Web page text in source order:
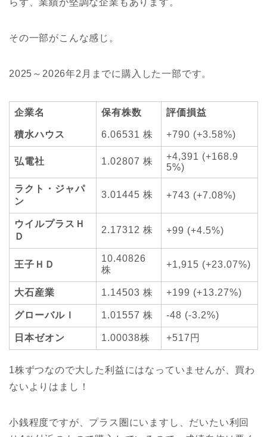
らず、業績が堅調な企業もあります。
その一部がこんな感じ。
2025～2026年2月までに購入した一部です。
企業名 保有株数 評価損益
積水ハウス 6.06531 株 +790 (+3.58%)
弘電社 1.02807 株
+4,391 (+168.9
5%)
ラクト・ジャパ
ン
3.01445 株 +743 (+7.08%)
ウイルプラスＨ
Ｄ
2.17312 株 +99 (+4.5%)
王子ＨＤ
10.40826
株
+1,915 (+23.07%)
大石産業 1.14503 株 +199 (+13.27%)
グローバルＩ 1.01557 株 -48 (-3.2%)
日本ゼオン 1.00038株 +517円
1株ずつなので大した利益にはなっていませんが、買わ
ないよりはまし！
小銭程度ですが、プラス圏にいますし、だいたい利回